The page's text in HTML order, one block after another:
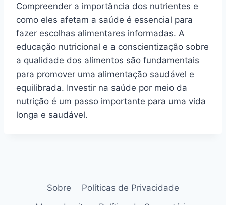
Compreender a importância dos nutrientes e
como eles afetam a saúde é essencial para
fazer escolhas alimentares informadas. A
educação nutricional e a conscientização sobre
a qualidade dos alimentos são fundamentais
para promover uma alimentação saudável e
equilibrada. Investir na saúde por meio da
nutrição é um passo importante para uma vida
longa e saudável.
Sobre
Políticas de Privacidade